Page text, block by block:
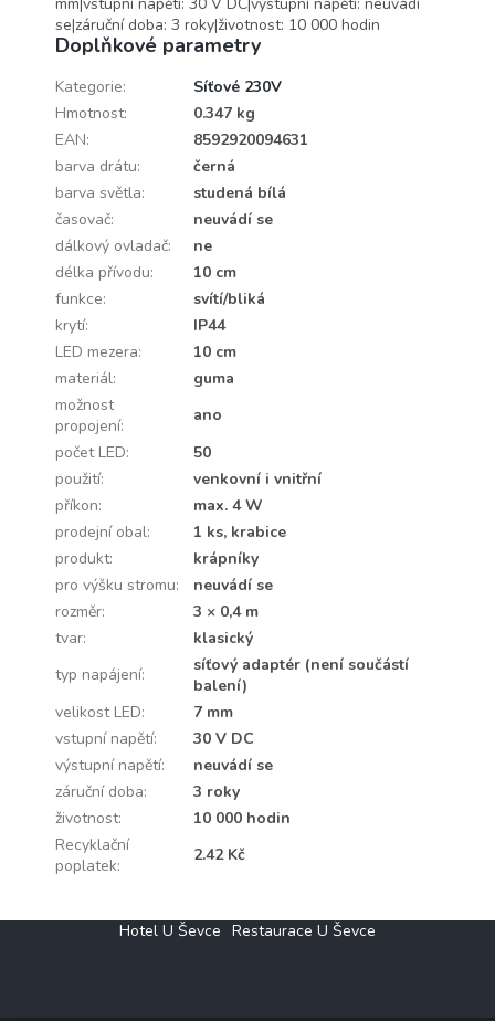
se|záruční doba: 3 roky|životnost: 10 000 hodin
Doplňkové parametry
Kategorie:
Síťové 230V
Hmotnost:
0.347 kg
EAN:
8592920094631
barva drátu:
černá
barva světla:
studená bílá
časovač:
neuvádí se
dálkový ovladač:
ne
délka přívodu:
10 cm
funkce:
svítí/bliká
krytí:
IP44
LED mezera:
10 cm
materiál:
guma
možnost
propojení:
ano
počet LED:
50
použití:
venkovní i vnitřní
příkon:
max. 4 W
prodejní obal:
1 ks, krabice
produkt:
krápníky
pro výšku stromu:
neuvádí se
rozměr:
3 × 0,4 m
tvar:
klasický
typ napájení:
síťový adaptér (není součástí
balení)
velikost LED:
7 mm
vstupní napětí:
30 V DC
výstupní napětí:
neuvádí se
záruční doba:
3 roky
životnost:
10 000 hodin
Recyklační
poplatek:
2.42 Kč
Hotel U Ševce Restaurace U Ševce